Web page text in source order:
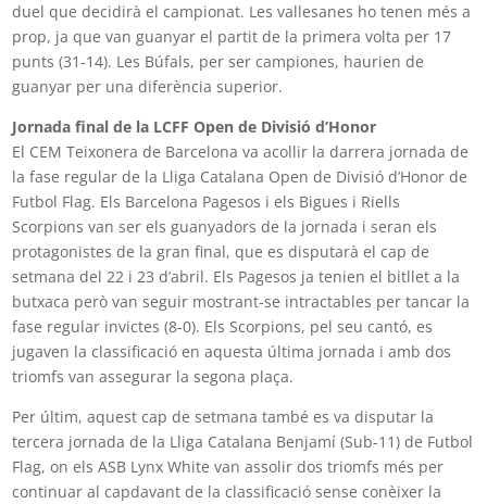
duel que decidirà el campionat. Les vallesanes ho tenen més a
prop, ja que van guanyar el partit de la primera volta per 17
punts (31-14). Les Búfals, per ser campiones, haurien de
guanyar per una diferència superior.
Jornada final de la LCFF Open de Divisió d’Honor
El CEM Teixonera de Barcelona va acollir la darrera jornada de
la fase regular de la Lliga Catalana Open de Divisió d’Honor de
Futbol Flag. Els Barcelona Pagesos i els Bigues i Riells
Scorpions van ser els guanyadors de la jornada i seran els
protagonistes de la gran final, que es disputarà el cap de
setmana del 22 i 23 d’abril. Els Pagesos ja tenien el bitllet a la
butxaca però van seguir mostrant-se intractables per tancar la
fase regular invictes (8-0). Els Scorpions, pel seu cantó, es
jugaven la classificació en aquesta última jornada i amb dos
triomfs van assegurar la segona plaça.
Per últim, aquest cap de setmana també es va disputar la
tercera jornada de la Lliga Catalana Benjamí (Sub-11) de Futbol
Flag, on els ASB Lynx White van assolir dos triomfs més per
continuar al capdavant de la classificació sense conèixer la